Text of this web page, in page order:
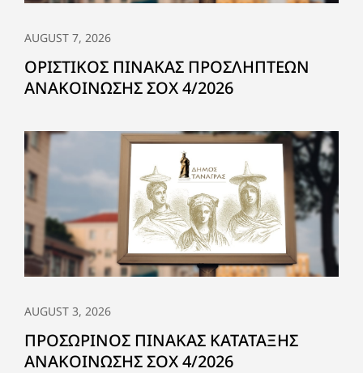
AUGUST 7, 2026
ΟΡΙΣΤΙΚΟΣ ΠΙΝΑΚΑΣ ΠΡΟΣΛΗΠΤΕΩΝ
ΑΝΑΚΟΙΝΩΣΗΣ ΣΟΧ 4/2026
AUGUST 3, 2026
ΠΡΟΣΩΡΙΝΟΣ ΠΙΝΑΚΑΣ ΚΑΤΑΤΑΞΗΣ
ΑΝΑΚΟΙΝΩΣΗΣ ΣΟΧ 4/2026